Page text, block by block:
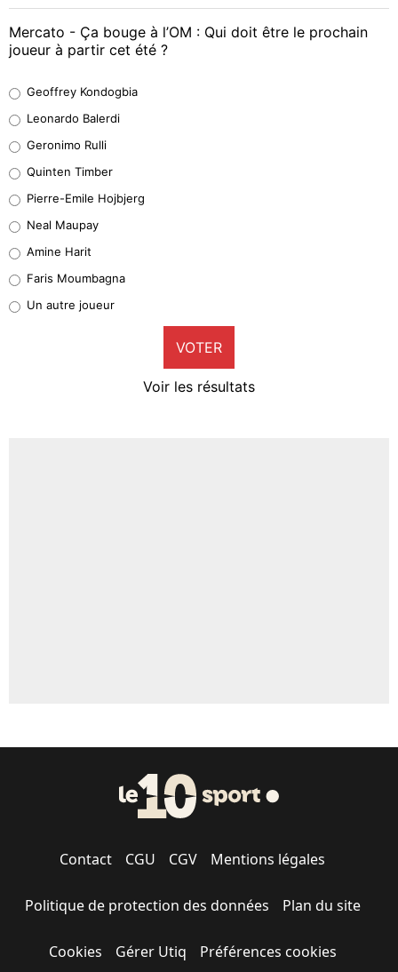
Mercato - Ça bouge à l’OM : Qui doit être le prochain
joueur à partir cet été ?
38%
32%
5%
1%
9%
Geoffrey Kondogbia
Leonardo Balerdi
Geronimo Rulli
Quinten Timber
Pierre-Emile Hojbjerg
Neal Maupay
Amine Harit
Faris Moumbagna
Un autre joueur
VOTER
Voir les résultats
Contact CGU CGV Mentions légales
Politique de protection des données Plan du site
Cookies Gérer Utiq Préférences cookies